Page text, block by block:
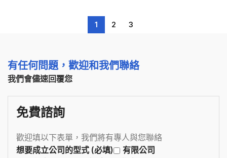
1 2 3
有任何問題，歡迎和我們聯絡
我們會儘速回覆您
免費諮詢
歡迎填以下表單，我們將有專人與您聯絡
想要成立公司的型式 (必填)
有限公司